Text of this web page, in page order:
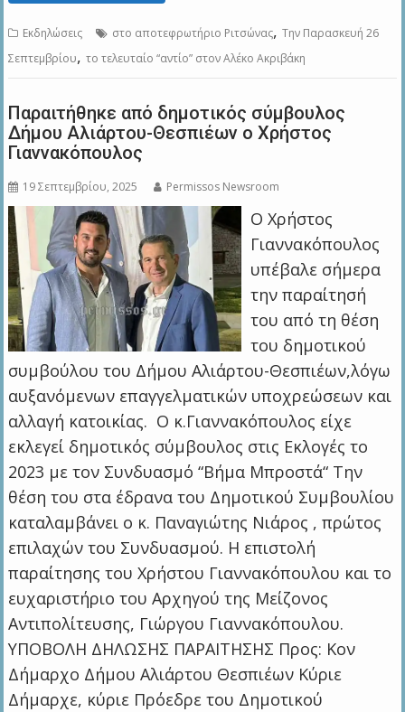
Εκδηλώσεις στο αποτεφρωτήριο Ριτσώνας,Την Παρασκευή 26
Σεπτεμβρίου,το τελευταίο “αντίο” στον Αλέκο Ακριβάκη
Παραιτήθηκε από δημοτικός σύμβουλος
Δήμου Αλιάρτου-Θεσπιέων o Χρήστος
Γιαννακόπουλος
19 Σεπτεμβρίου, 2025 Permissos Newsroom
Ο Χρήστος
Γιαννακόπουλος
υπέβαλε σήμερα
την παραίτησή
του από τη θέση
του δημοτικού
συμβούλου του Δήμου Αλιάρτου-Θεσπιέων,λόγω
αυξανόμενων επαγγελματικών υποχρεώσεων και
αλλαγή κατοικίας. Ο κ.Γιαννακόπουλος είχε
εκλεγεί δημοτικός σύμβουλος στις Εκλογές το
2023 με τον Συνδυασμό “Βήμα Μπροστά“ Την
θέση του στα έδρανα του Δημοτικού Συμβουλίου
καταλαμβάνει ο κ. Παναγιώτης Νιάρος , πρώτος
επιλαχών του Συνδυασμού. Η επιστολή
παραίτησης του Χρήστου Γιαννακόπουλου και το
ευχαριστήριο του Αρχηγού της Μείζονος
Αντιπολίτευσης, Γιώργου Γιαννακόπουλου.
ΥΠΟΒΟΛΗ ΔΗΛΩΣΗΣ ΠΑΡΑΙΤΗΣΗΣ Προς: Κον
Δήμαρχο Δήμου Αλιάρτου Θεσπιέων Κύριε
Δήμαρχε, κύριε Πρόεδρε του Δημοτικού